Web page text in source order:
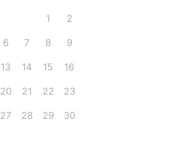
1 2
6 7 8 9
13 14 15 16
20 21 22 23
27 28 29 30